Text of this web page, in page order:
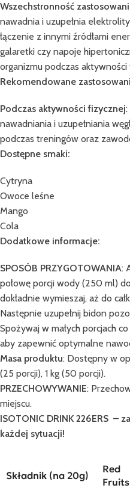
Wszechstronność
nawadnia i uzupełnia
łączenie z innymi źródłami
galaretki czy napoje
organizmu podczas
Rekomendowane
Podczas aktywności fizycznej
nawadniania i uzupełniania
podczas treningów oraz
Dostępne smaki:
Cytryna
Owoce leśne
Mango
Cola
Dodatkowe informacje:
SPOSÓB PRZYGOTOWANIA:
połowę porcji wody (250 ml)
dokładnie wymieszaj, aż do
Następnie uzupełnij bidon
Spożywaj w małych porcjach co
aby zapewnić optymalne
Masa produktu: Dostępny w
(25 porcji), 1 kg (50 porcji).
PRZECHOWYWANIE:
miejscu.
ISOTONIC DRINK 226ERS –
każdej sytuacji!
Składnik (na 20g)
Red
Fruits